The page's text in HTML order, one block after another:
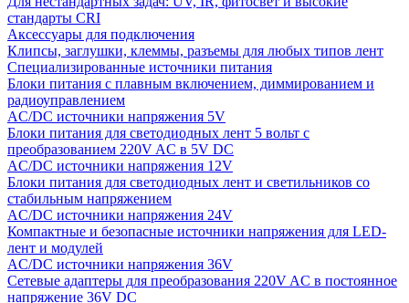
стандарты CRI
Аксессуары для подключения
Клипсы, заглушки, клеммы, разъемы для любых типов лент
Специализированные источники питания
Блоки питания с плавным включением, диммированием и
радиоуправлением
AC/DC источники напряжения 5V
Блоки питания для светодиодных лент 5 вольт с
преобразованием 220V AC в 5V DC
AC/DC источники напряжения 12V
Блоки питания для светодиодных лент и светильников со
стабильным напряжением
AC/DC источники напряжения 24V
Компактные и безопасные источники напряжения для LED-
лент и модулей
AC/DC источники напряжения 36V
Сетевые адаптеры для преобразования 220V AC в постоянное
напряжение 36V DC